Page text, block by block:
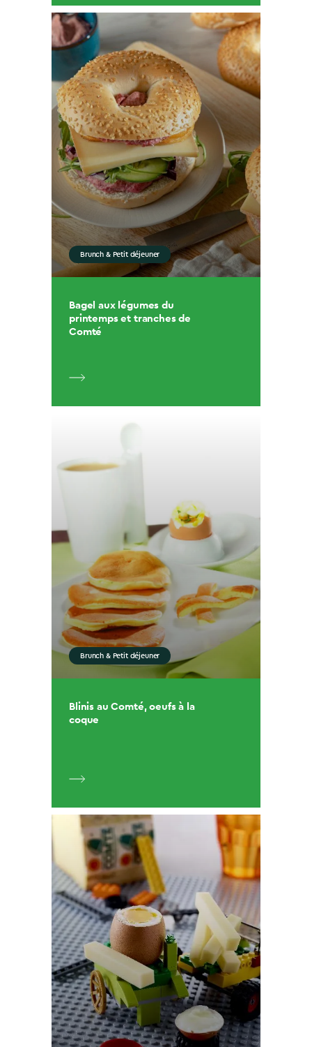
Brunch & Petit déjeuner
Bagel aux légumes du
printemps et tranches de
Comté
Brunch & Petit déjeuner
Blinis au Comté, oeufs à la
coque